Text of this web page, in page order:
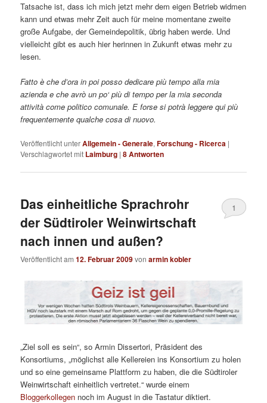
Tatsache ist, dass ich mich jetzt mehr dem eigen Betrieb widmen
kann und etwas mehr Zeit auch für meine momentane zweite
große Aufgabe, der Gemeindepolitik, übrig haben werde. Und
vielleicht gibt es auch hier herinnen in Zukunft etwas mehr zu
lesen.
Fatto è che d’ora in poi posso dedicare più tempo alla mia
azienda e che avrò un po‘ più di tempo per la mia seconda
attività come politico comunale. E forse si potrà leggere qui più
frequentemente qualche cosa di nuovo.
Veröffentlicht unterAllgemein - Generale,Forschung - Ricerca |
Verschlagwortet mit Laimburg |8Antworten
Das einheitliche Sprachrohr
der Südtiroler Weinwirtschaft
nach innen und außen?
Veröffentlicht am12. Februar 2009vonarmin kobler
1
„Ziel soll es sein“, so Armin Dissertori, Präsident des
Konsortiums, „möglichst alle Kellereien ins Konsortium zu holen
und so eine gemeinsame Plattform zu haben, die die Südtiroler
Weinwirtschaft einheitlich vertretet.“ wurde einem
Bloggerkollegen noch im August in die Tastatur diktiert.